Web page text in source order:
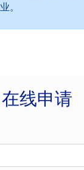
。
在线申请